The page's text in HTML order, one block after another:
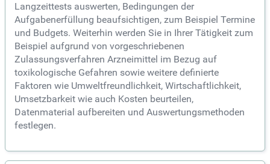
Langzeittests auswerten, Bedingungen der
Aufgabenerfüllung beaufsichtigen, zum Beispiel Termine
und Budgets. Weiterhin werden Sie in Ihrer Tätigkeit zum
Beispiel aufgrund von vorgeschriebenen
Zulassungsverfahren Arzneimittel im Bezug auf
toxikologische Gefahren sowie weitere definierte
Faktoren wie Umweltfreundlichkeit, Wirtschaftlichkeit,
Umsetzbarkeit wie auch Kosten beurteilen,
Datenmaterial aufbereiten und Auswertungsmethoden
festlegen.